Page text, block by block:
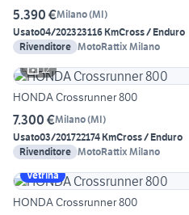
5.390 €Milano(MI)
Usato04/202323116 KmCross / Enduro
Rivenditore MotoRattix Milano
12
HONDA Crossrunner 800
7.300 €Milano(MI)
Usato03/201722174 KmCross / Enduro
Rivenditore MotoRattix Milano
Vetrina
HONDA Crossrunner 800